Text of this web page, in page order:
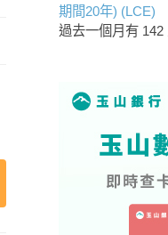
期間20年) (LCE)
過去一個月有 142